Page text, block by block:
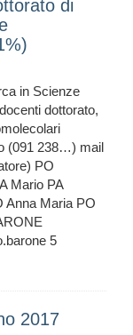
di
in Scienze
docenti dottorato,
(091 238…) mail
PO
Mario PA
Anna Maria PO
5
2017